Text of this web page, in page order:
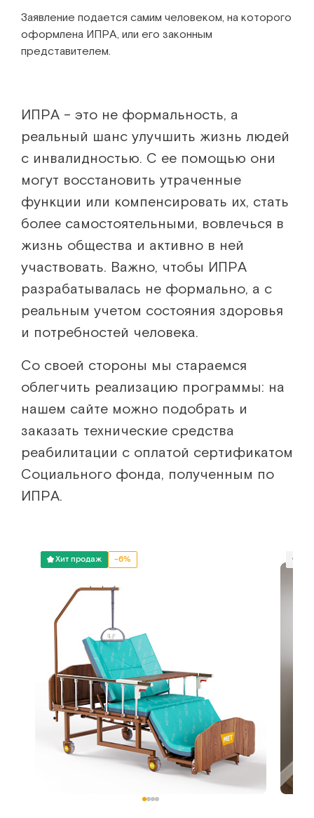
Заявление подается самим человеком, на которого
оформлена ИПРА, или его законным
представителем.
ИПРА – это не формальность, а
реальный шанс улучшить жизнь людей
с инвалидностью. С ее помощью они
могут восстановить утраченные
функции или компенсировать их, стать
более самостоятельными, вовлечься в
жизнь общества и активно в ней
участвовать. Важно, чтобы ИПРА
разрабатывалась не формально, а с
реальным учетом состояния здоровья
и потребностей человека.
Со своей стороны мы стараемся
облегчить реализацию программы: на
нашем сайте можно подобрать и
заказать технические средства
реабилитации с оплатой сертификатом
Социального фонда, полученным по
ИПРА.
Хит продаж -6%